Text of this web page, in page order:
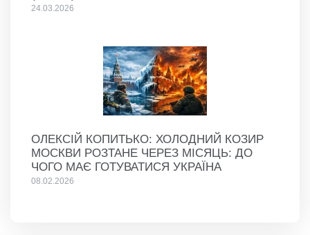
24.03.2026
ОЛЕКСІЙ КОПИТЬКО: ХОЛОДНИЙ КОЗИР
МОСКВИ РОЗТАНЕ ЧЕРЕЗ МІСЯЦЬ: ДО
ЧОГО МАЄ ГОТУВАТИСЯ УКРАЇНА
08.02.2026